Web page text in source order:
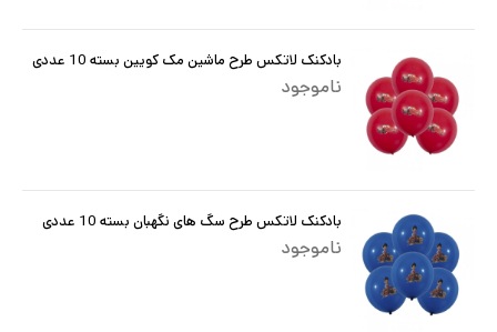
بادکنک لاتکس طرح ماشین مک کویین بسته 10 عددی
ناموجود
بادکنک لاتکس طرح سگ های نگهبان بسته 10 عددی
ناموجود